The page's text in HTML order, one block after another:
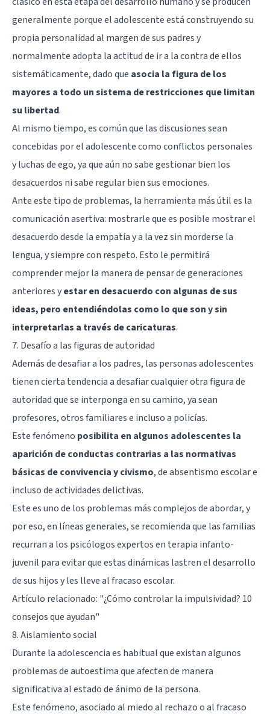
generalmente porque el adolescente está construyendo su
propia personalidad al margen de sus padres y
normalmente adopta la actitud de ir a la contra de ellos
sistemáticamente, dado que asocia la figura de los
mayores a todo un sistema de restricciones que limitan
su libertad.
Al mismo tiempo, es común que las discusiones sean
concebidas por el adolescente como conflictos personales
y luchas de ego, ya que aún no sabe gestionar bien los
desacuerdos ni sabe regular bien sus emociones.
Ante este tipo de problemas, la herramienta más útil es la
comunicación asertiva: mostrarle que es posible mostrar el
desacuerdo desde la empatía y a la vez sin morderse la
lengua, y siempre con respeto. Esto le permitirá
comprender mejor la manera de pensar de generaciones
anteriores yestar en desacuerdo con algunas de sus
ideas, pero entendiéndolas como lo que son y sin
interpretarlas a través de caricaturas.
7. Desafío a las figuras de autoridad
Además de desafiar a los padres, las personas adolescentes
tienen cierta tendencia a desafiar cualquier otra figura de
autoridad que se interponga en su camino, ya sean
profesores, otros familiares e incluso a policías.
Este fenómeno posibilita en algunos adolescentes la
aparición de conductas contrarias a las normativas
básicas de convivencia y civismo, de absentismo escolar e
incluso de actividades delictivas.
Este es uno de los problemas más complejos de abordar, y
por eso, en líneas generales, se recomienda que las familias
recurran a los psicólogos expertos en terapia infanto-
juvenil para evitar que estas dinámicas lastren el desarrollo
de sus hijos y les lleve al fracaso escolar.
Artículo relacionado: "¿Cómo controlar la impulsividad? 10
consejos que ayudan"
8. Aislamiento social
Durante la adolescencia es habitual que existan algunos
problemas de autoestima que afecten de manera
significativa al estado de ánimo de la persona.
Este fenómeno, asociado al miedo al rechazo o al fracaso